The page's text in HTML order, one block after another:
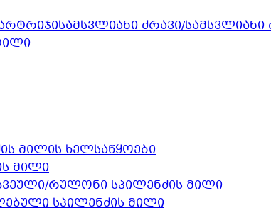
სამსვლიანი ძრავი/
მილის ხელსაწყოები
მილი
რულონი სპილენძის მილი
სპილენძის მილი